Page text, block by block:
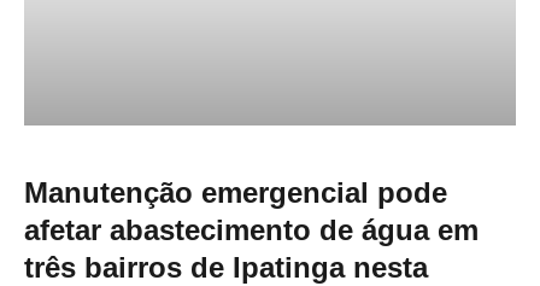
Manutenção emergencial pode
afetar abastecimento de água em
três bairros de Ipatinga nesta